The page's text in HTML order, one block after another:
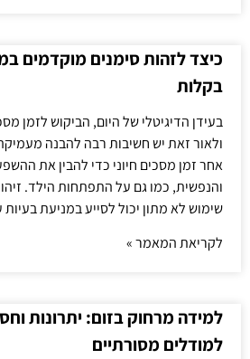
כיצד לזהות סימנים מוקדמים
בקלות
בעידן הדיגיטלי של היום, הביקוש לזמן
ולאור זאת יש חשיבות רבה להבנה
אחר זמן מסכים חיוני כדי להבין את
והנפשית, כמו גם על התפתחות הילד.
שימוש לא מתון יכול לסייע במניעת בעיות
לקריאת המאמר »
למידה מרחוק בזום: יתרונות
למודלים מסורתיים